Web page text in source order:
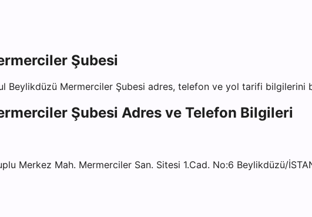
Şubesi
Beylikdüzü Mermerciler Şubesi adres, telefon ve yol tarifi bilgilerini
Şubesi Adres ve Telefon Bilgileri
Merkez Mah. Mermerciler San. Sitesi 1.Cad. No:6 Beylikdüzü/